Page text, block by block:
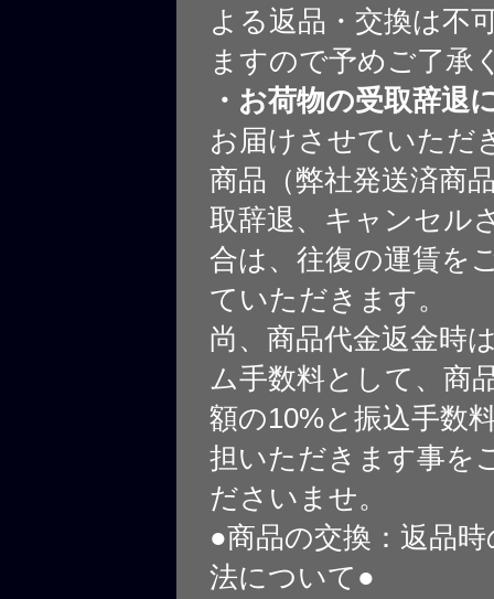
よる返品・交換は不
ますので予めご了承
・お荷物の受取辞退
お届けさせていただ
商品（弊社発送済商
取辞退、キャンセル
合は、往復の運賃を
ていただきます。
尚、商品代金返金時
ム手数料として、商
額の10%と振込手数
担いただきます事を
ださいませ。
●商品の交換：返品
法について●